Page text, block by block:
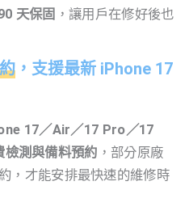
天保固 ，讓用戶在修好後也
，支援最新 iPhone 17
17／Air／17 Pro／17
檢測與備料預約 ，部分原廠
，才能安排最快速的維修時